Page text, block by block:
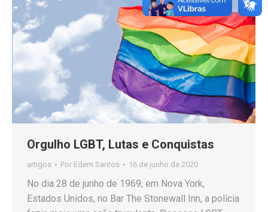
Orgulho LGBT, Lutas e Conquistas
artigos Por Edem Santos 16 de junho de 2020
No dia 28 de junho de 1969, em Nova York,
Estados Unidos, no Bar The Stonewall Inn, a polícia